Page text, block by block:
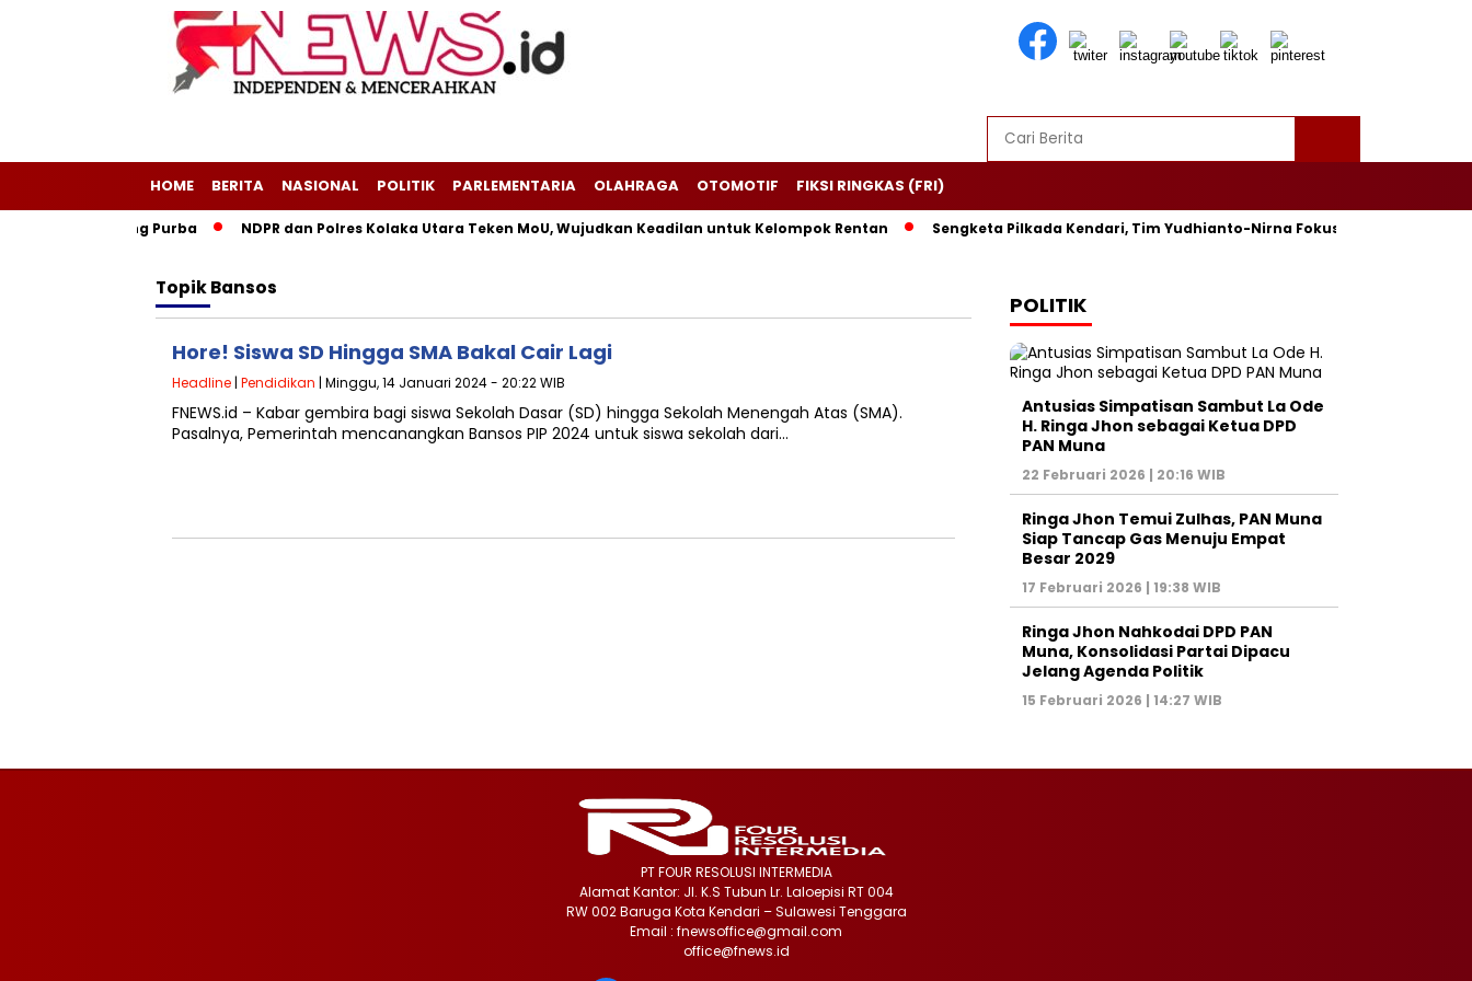
HOME BERITA NASIONAL POLITIK PARLEMENTARIA OLAHRAGA OTOMOTIF FIKSI RINGKAS (FRI)
Layang-Layang Purba NDPR dan Polres Kolaka Utara Teken MoU, Wujudkan Keadilan untuk Kelompok Rentan Sengketa Pilkada Kendari, Tim Yudhianto-Nirna Fokus Siapkan Bukti di
TopikBansos
Hore! Siswa SD Hingga SMA Bakal Cair Lagi
Headline | Pendidikan | Minggu, 14 Januari 2024 - 20:22 WIB
FNEWS.id – Kabar gembira bagi siswa Sekolah Dasar (SD) hingga Sekolah Menengah Atas (SMA).
Pasalnya, Pemerintah mencanangkan Bansos PIP 2024 untuk siswa sekolah dari…
POLITIK
Antusias Simpatisan Sambut La Ode
H. Ringa Jhon sebagai Ketua DPD
PAN Muna
22 Februari 2026 | 20:16 WIB
Ringa Jhon Temui Zulhas, PAN Muna
Siap Tancap Gas Menuju Empat
Besar 2029
17 Februari 2026 | 19:38 WIB
Ringa Jhon Nahkodai DPD PAN
Muna, Konsolidasi Partai Dipacu
Jelang Agenda Politik
15 Februari 2026 | 14:27 WIB
PT FOUR RESOLUSI INTERMEDIA
Alamat Kantor: Jl. K.S Tubun Lr. Laloepisi RT 004
RW 002 Baruga Kota Kendari – Sulawesi Tenggara
Email : fnewsoffice@gmail.com
office@fnews.id